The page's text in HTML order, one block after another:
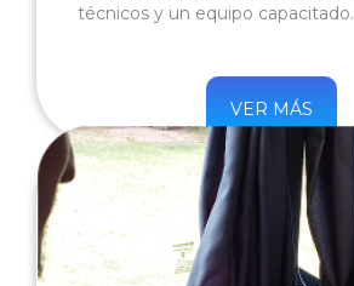
técnicos y un equipo capacitado.
VER MÁS